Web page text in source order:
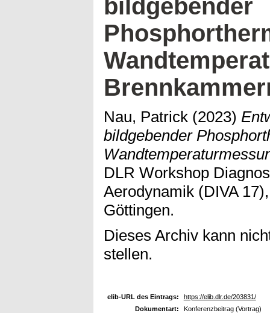
bildgebender
Nau, Patrick (2023)
bildgebender
DLR Workshop
Aerodynamik (DIVA
Göttingen.
Dieses Archiv kann
stellen.
elib-URL des Eintrags:
https://elib.dlr.de/203831/
Dokumentart:
Konferenzbeitrag (Vortrag)